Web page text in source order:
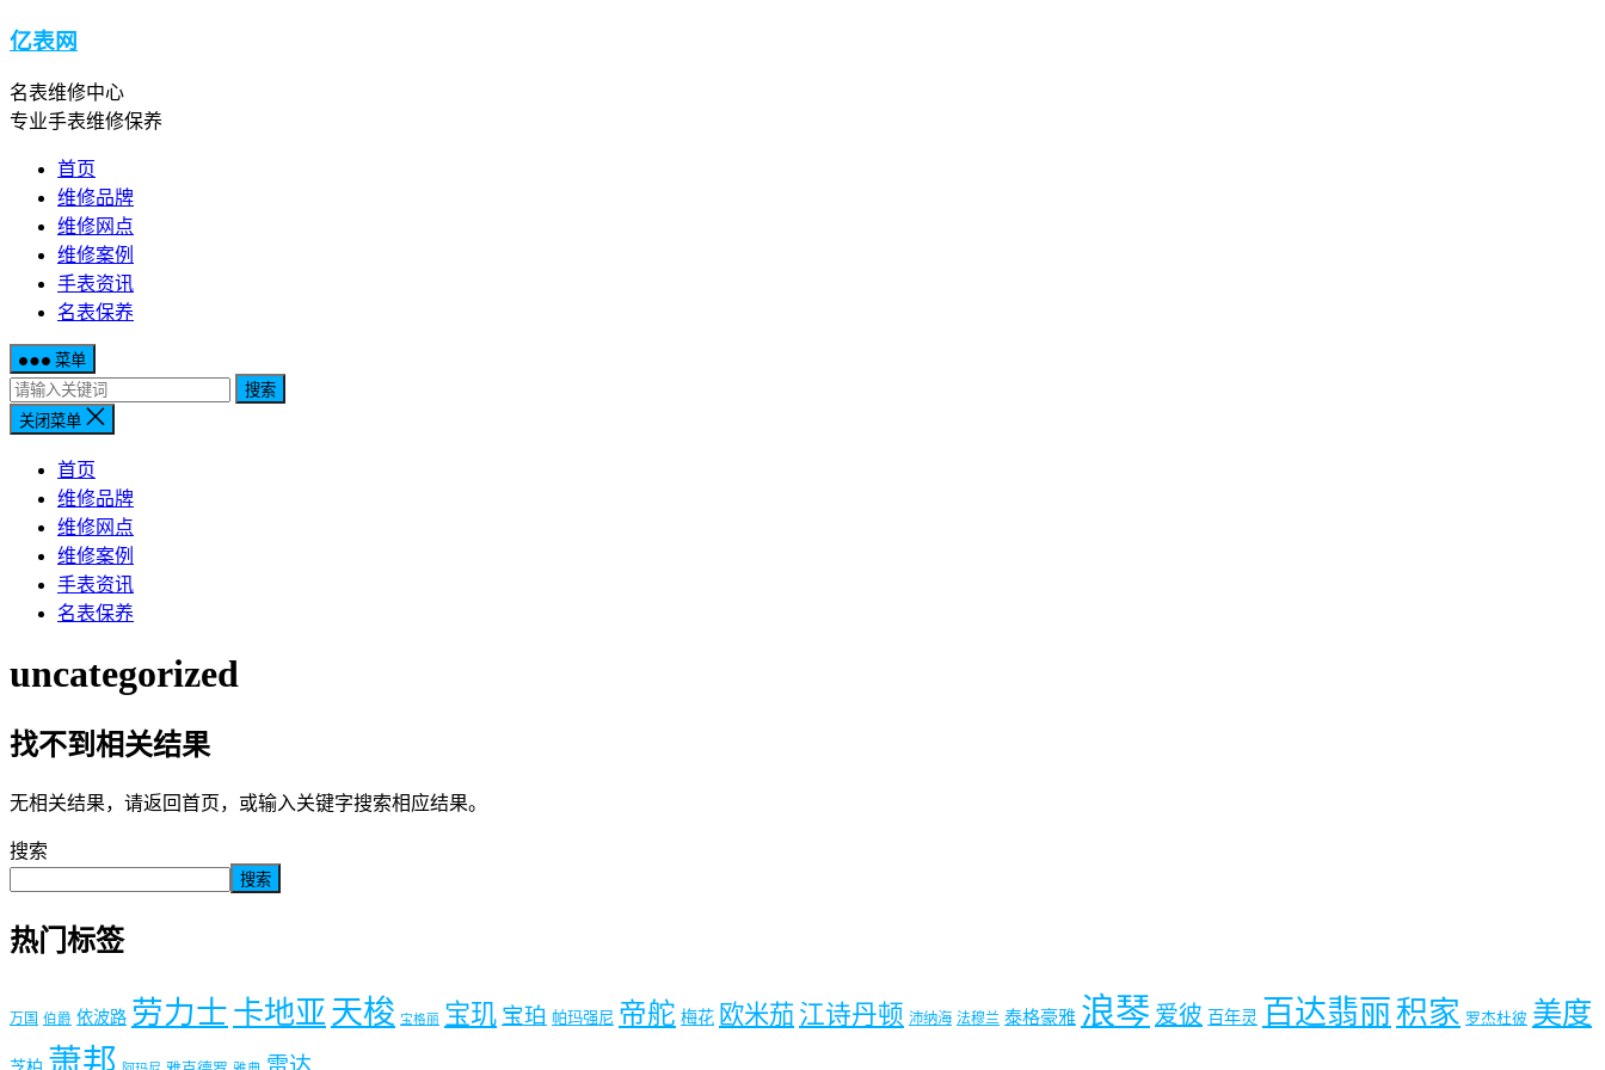
亿表网
名表维修中心
专业手表维修保养
首页
维修品牌
维修网点
维修案例
手表资讯
名表保养
菜单
搜索
关闭菜单
首页
维修品牌
维修网点
维修案例
手表资讯
名表保养
uncategorized
找不到相关结果
无相关结果，请返回首页，或输入关键字搜索相应结果。
搜索
搜索
热门标签
万国 伯爵 依波路 劳力士 卡地亚 天梭 宝格丽 宝玑 宝珀 帕玛强尼 帝舵 梅花 欧米茄 江诗丹顿 沛纳海 法穆兰 泰格豪雅 浪琴 爱彼 百年灵 百达翡丽 积家 罗杰杜彼 美度
萧邦